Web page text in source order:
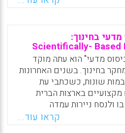
X
פרופסור William O'Grady חוקר ומרצה בכיר
הוואי המשמש גם
קמברידג' החליט
והתוצאה היא ספר חדש
שיטתית וברורה את כל
עד כה על דרכי רכישת
פי הביקורת החמה
שהתפרסמה בכתב העת Childhood Education
מצליח פרופסור O'Grady להקנות לנו תמונה טובה
רכישת השפה וגם להצביע
בתחום זה החשוב
בחינוך:
Scientifically- Based
מדעי" הוא עתה מוקד
בחינוך. בשנים האחרונות
שונות, כשכתבי עת
מקצועיים בארצות הברית
ולנסח ניירות עמדה
זה, אשר התפרסם
מחקר' של מכון מופ"ת,
קראו עוד...